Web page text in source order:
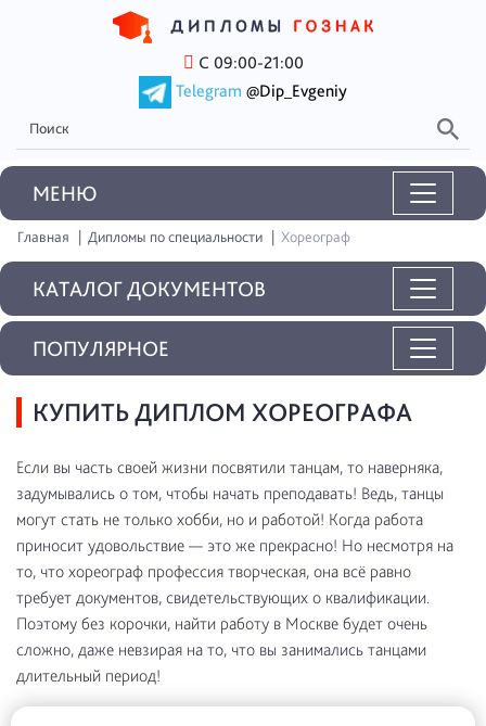
С 09:00-21:00
Telegram @Dip_Evgeniy
MEНЮ
Главная Дипломы по специальности Хореограф
КАТАЛОГ ДОКУМЕНТОВ
КУПИТЬ ДИПЛОМ ХОРЕОГРАФА
Если вы часть своей жизни посвятили танцам, то наверняка,
задумывались о том, чтобы начать преподавать! Ведь, танцы
могут стать не только хобби, но и работой! Когда работа
приносит удовольствие — это же прекрасно! Но несмотря на
то, что хореограф профессия творческая, она всё равно
требует документов, свидетельствующих о квалификации.
Поэтому без корочки, найти работу в Москве будет очень
сложно, даже невзирая на то, что вы занимались танцами
длительный период!
ПОПУЛЯРНОЕ